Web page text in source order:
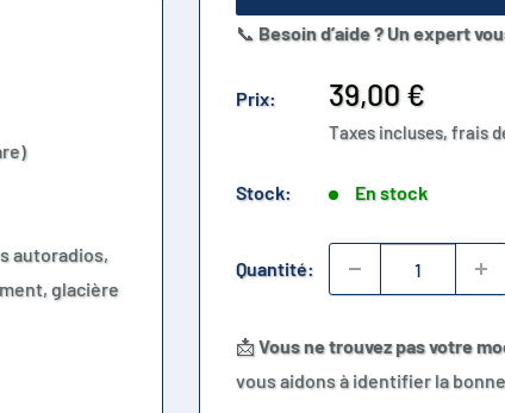
📞 Besoin d’aide ? Un expert
Prix:
Prix
réduit
39,00 €
Taxes incluses, frais
Stock: En stock
Quantité:
📩Vous ne trouvez pas votre
vous aidons à identifier la
autoradios,
glacière